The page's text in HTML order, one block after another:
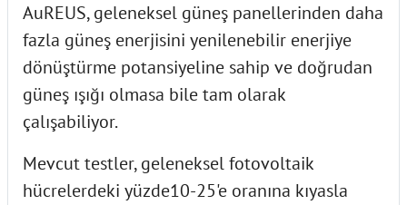
AuREUS, geleneksel güneş panellerinden daha
fazla güneş enerjisini yenilenebilir enerjiye
dönüştürme potansiyeline sahip ve doğrudan
güneş ışığı olmasa bile tam olarak
çalışabiliyor.
Mevcut testler, geleneksel fotovoltaik
hücrelerdeki yüzde10-25'e oranına kıyasla